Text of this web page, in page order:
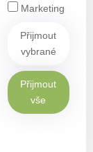
Marketing
Přijmout
vybrané
Přijmout
vše